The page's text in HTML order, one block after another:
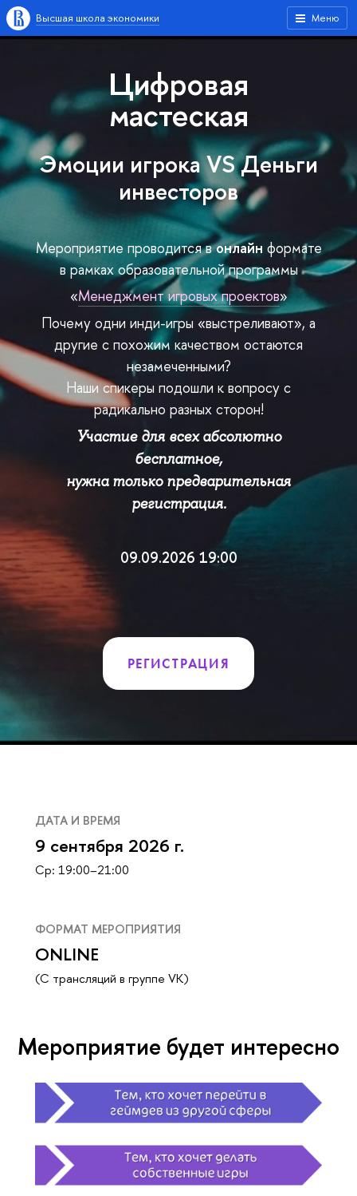
Меню
Высшая школа экономики
Цифровая
мастеская
Эмоции игрока VS Деньги
инвесторов
Мероприятие проводится вонлайн формате
в рамках образовательной программы
«Менеджмент игровых проектов»
Почему одни инди-игры «выстреливают», а
другие с похожим качеством остаются
незамеченными?
Наши спикеры подошли к вопросу с
радикально разных сторон!
Участие для всех абсолютно
бесплатное,
нужна только предварительная
регистрация.
09.09.2026 19:00
РЕГИСТРАЦИЯ
ДАТА И ВРЕМЯ
9 сентября 2026 г.
Ср: 19:00–21:00
ФОРМАТ МЕРОПРИЯТИЯ
ONLINE
(С трансляций в группе VK)
Мероприятие будет интересно